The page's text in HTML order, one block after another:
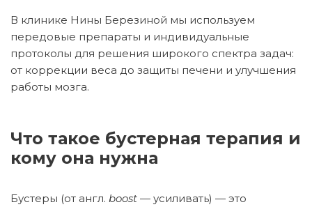
В клинике Нины Березиной мы используем
передовые препараты и индивидуальные
протоколы для решения широкого спектра задач:
от коррекции веса до защиты печени и улучшения
работы мозга.
Что такое бустерная терапия и
кому она нужна
Бустеры (от англ. boost — усиливать) — это